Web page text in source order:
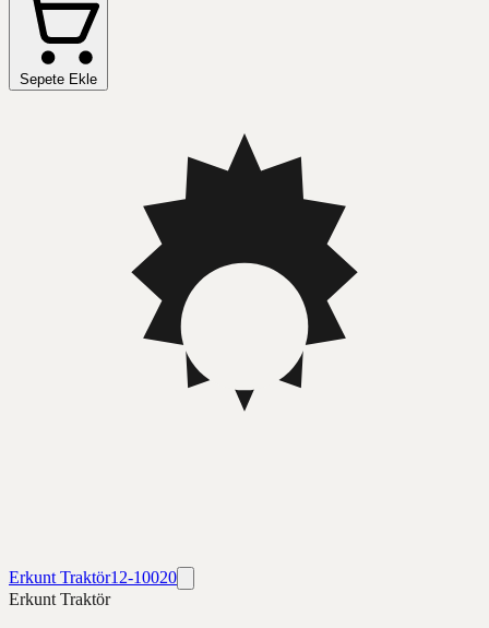
Sepete Ekle
Erkunt Traktör12-10020
Erkunt Traktör